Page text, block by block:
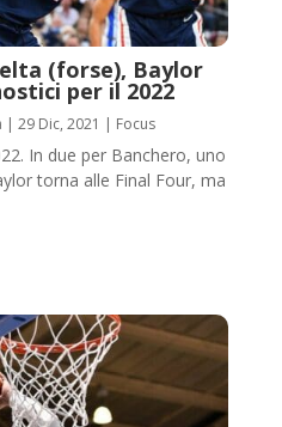
(forse), Baylor
per il 2022
| 29 Dic, 2021 | Focus
In due per Banchero, uno
torna alle Final Four, ma